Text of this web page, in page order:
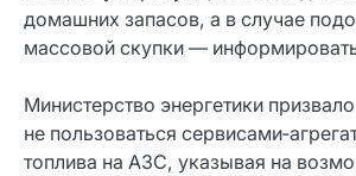
домашних запасов, а в случае
массовой скупки —
Министерство энергетики
не пользоваться
топлива на АЗС, указывая на